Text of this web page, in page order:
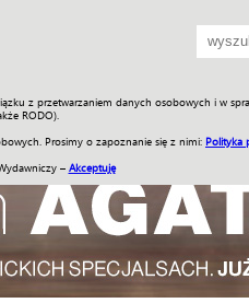
z przetwarzaniem danych osobowych i w
RODO).
Prosimy o zapoznanie się z nimi: Polityka
– Akceptuję
ENGLISH SKLEP